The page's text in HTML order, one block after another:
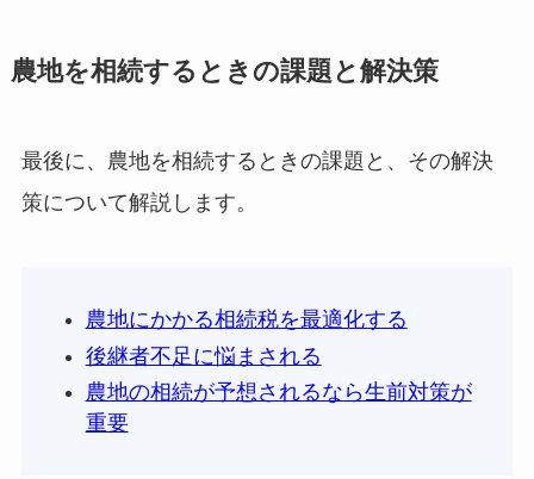
農地を相続するときの課題と解決策
最後に、農地を相続するときの課題と、その解決
策について解説します。
農地にかかる相続税を最適化する
後継者不足に悩まされる
農地の相続が予想されるなら生前対策が
重要